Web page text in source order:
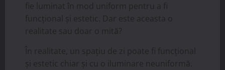
fie luminat în mod uniform pentru a fi
funcțional și estetic. Dar este aceasta o
realitate sau doar o mită?
În realitate, un spațiu de zi poate fi funcțional
și estetic chiar și cu o iluminare neuniformă.